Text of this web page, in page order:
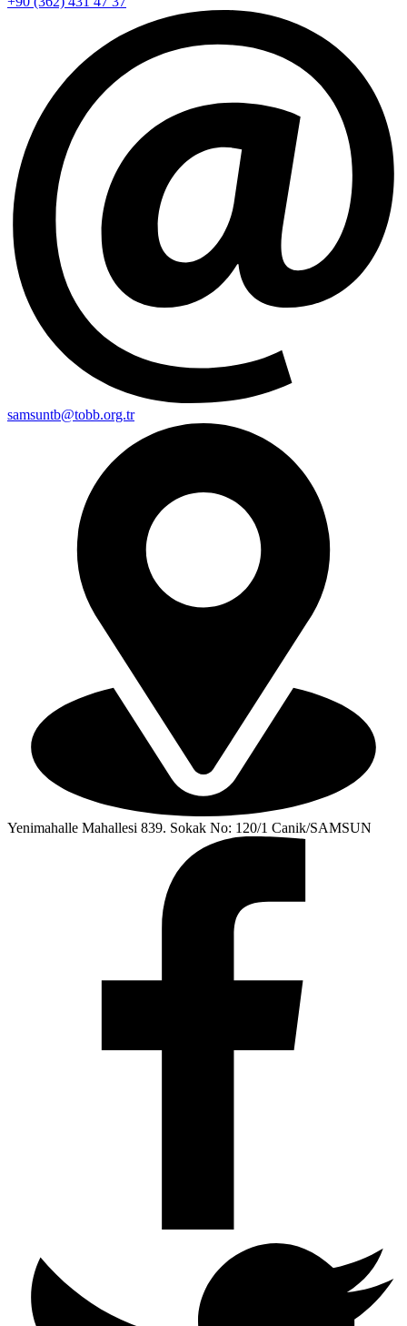
samsuntb@tobb.org.tr
Yenimahalle Mahallesi 839. Sokak No: 120/1 Canik/SAMSUN